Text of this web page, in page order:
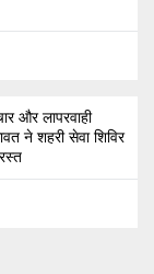
और लापरवाही
ने शहरी सेवा शिविर